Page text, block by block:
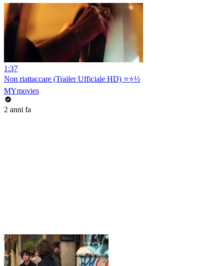
1:37
Non riattaccare (Trailer Ufficiale HD) ⭐️⭐️½
MYmovies
2 anni fa